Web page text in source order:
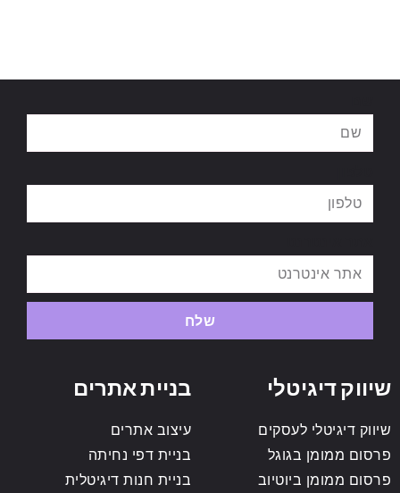
שלח
שיווק דיגיטלי
שיווק דיגיטלי לעסקים
פרסום ממומן בגוגל
פרסום ממומן ביוטיוב
בניית אתרים
עיצוב אתרים
בניית דפי נחיתה
בניית חנות דיגיטלית